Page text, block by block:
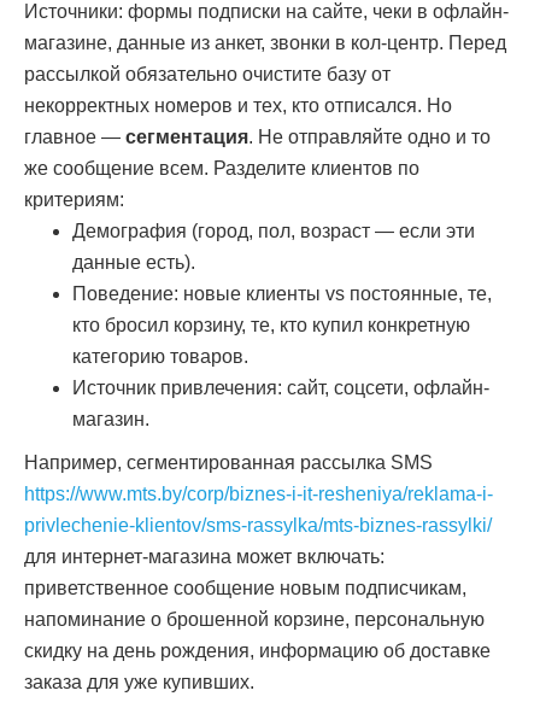
Источники: формы подписки на сайте, чеки в офлайн-
магазине, данные из анкет, звонки в кол-центр. Перед
рассылкой обязательно очистите базу от
некорректных номеров и тех, кто отписался. Но
главное — сегментация. Не отправляйте одно и то
же сообщение всем. Разделите клиентов по
критериям:
Демография (город, пол, возраст — если эти
данные есть).
Поведение: новые клиенты vs постоянные, те,
кто бросил корзину, те, кто купил конкретную
категорию товаров.
Источник привлечения: сайт, соцсети, офлайн-
магазин.
Например, сегментированная рассылка SMS
https://www.mts.by/corp/biznes-i-it-resheniya/reklama-i-
privlechenie-klientov/sms-rassylka/mts-biznes-rassylki/
для интернет-магазина может включать:
приветственное сообщение новым подписчикам,
напоминание о брошенной корзине, персональную
скидку на день рождения, информацию об доставке
заказа для уже купивших.